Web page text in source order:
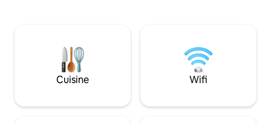
maison selon le style hanok Le confort,
quant à lui, a été emprunté aux hôtels.
La lumière du matin à travers les
fenêtres à barreaux, le mont Inwangsan
maison entière. Vous ne serez pas
Vous pouvez
touristiques tels
Gyeongbok,
dong et Euljiro ☺️ [Informations sur le
personne
Cuisine Wifi